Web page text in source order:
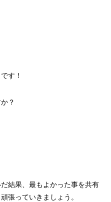
す！
？
結果、最もよかった事を共有
張っていきましょう。